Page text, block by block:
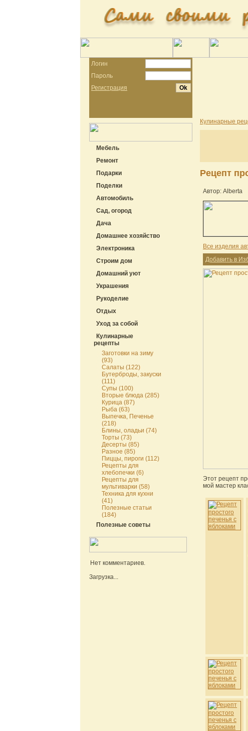
Логин
Пароль
Регистрация
Мебель
Ремонт
Подарки
Поделки
Автомобиль
Сад, огород
Дача
Домашнее хозяйство
Электроника
Строим дом
Домашний уют
Украшения
Рукоделие
Отдых
Уход за собой
Кулинарные
рецепты
Заготовки на зиму
(93)
Салаты (122)
Бутерброды, закуски
(111)
Супы (100)
Вторые блюда (285)
Курица (87)
Рыба (63)
Выпечка, Печенье
(218)
Блины, оладьи (74)
Торты (73)
Десерты (85)
Разное (85)
Пиццы, пироги (112)
Рецепты для
хлебопечки (6)
Рецепты для
мультиварки (58)
Техника для кухни
(41)
Полезные статьи
(184)
Полезные советы
Нет комментариев.
Загрузка...
Кулинарные
Рецепт
Автор: Alberta
Все изделия
Добавить в
Этот рецепт
мой мастер